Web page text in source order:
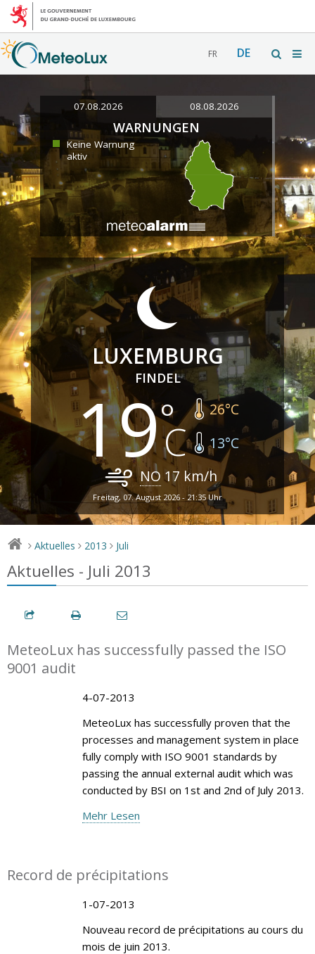
FR DE
07.08.2026 08.08.2026
WARNUNGEN
Keine Warnung
aktiv
LUXEMBURG
FINDEL
19 26°C
13°C
NO 17 km/h
Freitag, 07. August 2026 - 21:35 Uhr
> Aktuelles > 2013 > Juli
Aktuelles - Juli 2013
MeteoLux has successfully passed the ISO
9001 audit
4-07-2013
MeteoLux has successfully proven that the
processes and management system in place
fully comply with ISO 9001 standards by
passing the annual external audit which was
conducted by BSI on 1st and 2nd of July 2013.
Mehr Lesen
Record de précipitations
1-07-2013
Nouveau record de précipitations au cours du
mois de juin 2013.